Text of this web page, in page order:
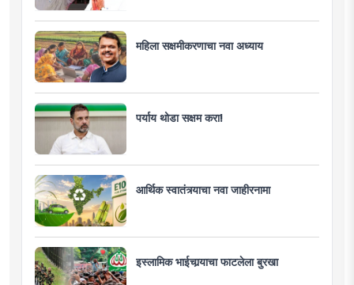
महिला सक्षमीकरणाचा नवा अध्याय
पर्याय थोडा सक्षम करा!
आर्थिक स्वातंत्र्याचा नवा जाहीरनामा
इस्लामिक भाईचार्‍याचा फाटलेला बुरखा